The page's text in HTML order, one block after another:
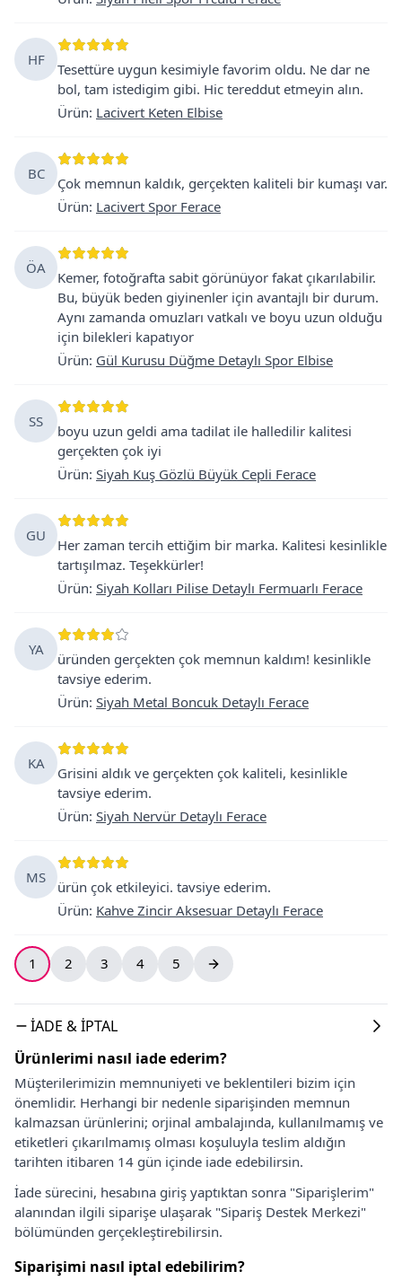
HF
Tesettüre uygun kesimiyle favorim oldu. Ne dar ne
bol, tam istedigim gibi. Hic tereddut etmeyin alın.
Ürün: Lacivert Keten Elbise
BC
Çok memnun kaldık, gerçekten kaliteli bir kumaşı var.
Ürün: Lacivert Spor Ferace
ÖA
Kemer, fotoğrafta sabit görünüyor fakat çıkarılabilir.
Bu, büyük beden giyinenler için avantajlı bir durum.
Aynı zamanda omuzları vatkalı ve boyu uzun olduğu
için bilekleri kapatıyor
Ürün: Gül Kurusu Düğme Detaylı Spor Elbise
SS
boyu uzun geldi ama tadilat ile halledilir kalitesi
gerçekten çok iyi
Ürün: Siyah Kuş Gözlü Büyük Cepli Ferace
GU
Her zaman tercih ettiğim bir marka. Kalitesi kesinlikle
tartışılmaz. Teşekkürler!
Ürün: Siyah Kolları Pilise Detaylı Fermuarlı Ferace
YA
üründen gerçekten çok memnun kaldım! kesinlikle
tavsiye ederim.
Ürün: Siyah Metal Boncuk Detaylı Ferace
KA
Grisini aldık ve gerçekten çok kaliteli, kesinlikle
tavsiye ederim.
Ürün: Siyah Nervür Detaylı Ferace
MS
ürün çok etkileyici. tavsiye ederim.
Ürün: Kahve Zincir Aksesuar Detaylı Ferace
1 2 3 4 5
İADE & İPTAL
Ürünlerimi nasıl iade ederim?
Müşterilerimizin memnuniyeti ve beklentileri bizim için
önemlidir. Herhangi bir nedenle siparişinden memnun
kalmazsan ürünlerini; orjinal ambalajında, kullanılmamış ve
etiketleri çıkarılmamış olması koşuluyla teslim aldığın
tarihten itibaren 14 gün içinde iade edebilirsin.
İade sürecini, hesabına giriş yaptıktan sonra "Siparişlerim"
alanından ilgili siparişe ulaşarak "Sipariş Destek Merkezi"
bölümünden gerçekleştirebilirsin.
Siparişimi nasıl iptal edebilirim?